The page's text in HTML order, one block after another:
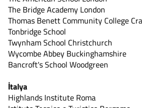
The Bridge Academy London
Thomas Benett Community College
Tonbridge School
Twynham School Christchurch
Wycombe Abbey Buckinghamshire
Bancroft's School Woodgreen
İtalya
Highlands Institute Roma